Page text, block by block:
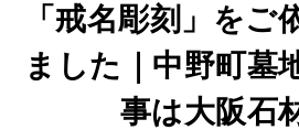
「戒名彫刻」をご
ました｜中野町墓
事は大阪石